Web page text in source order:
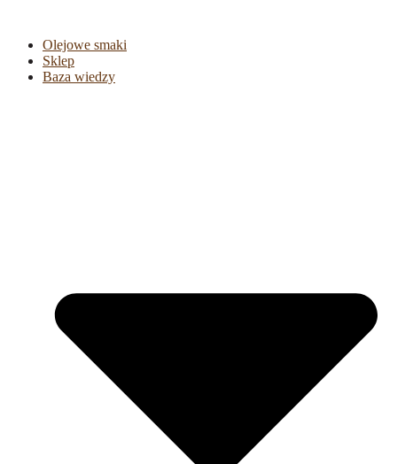
Olejowe smaki
Sklep
Baza wiedzy